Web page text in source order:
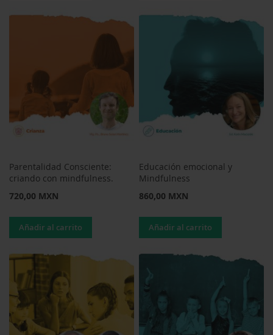
Parentalidad Consciente:
criando con mindfulness.
720,00 MXN
Añadir al carrito
Educación emocional y
Mindfulness
860,00 MXN
Añadir al carrito